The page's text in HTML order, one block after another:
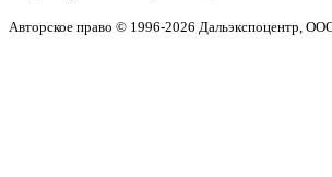
Авторское право © 1996-2026 Дальэкспоцентр,